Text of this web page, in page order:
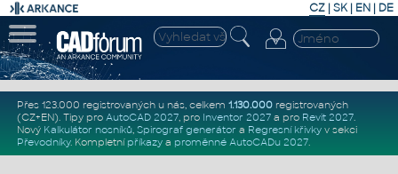
CZ | SK| EN | DE
Přes 123.000 registrovaných u nás, celkem 1.130.000registrovaných
(CZ+EN). Tipy pro AutoCAD 2027, pro Inventor 2027a pro Revit 2027.
Nový Kalkulátor nosníků, Spirograf generátor a Regresní křivkyv sekci
Převodníky. Kompletní příkazya proměnné AutoCADu 2027.